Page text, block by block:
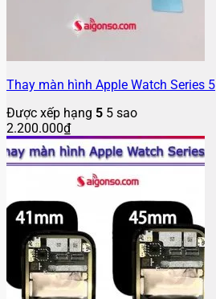
Thay màn hình Apple Watch Series 5
Được xếp hạng 5 5 sao
2.200.000₫